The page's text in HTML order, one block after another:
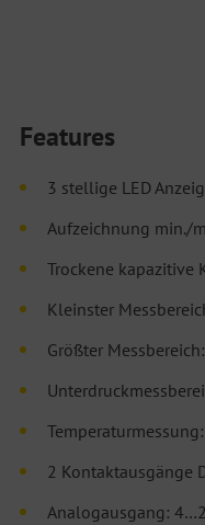
Features
3 stellige LED
Aufzeichnung min./
Trockene kapazitive
Kleinster
Größter
2 Kontaktausgänge
Analogausgang: